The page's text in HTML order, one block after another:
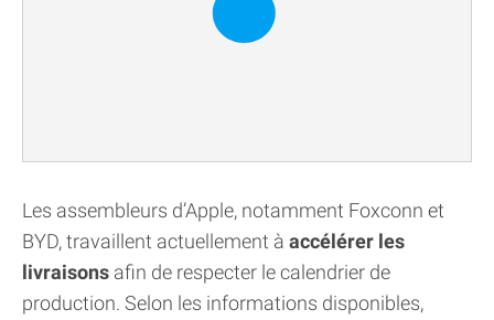
Les assembleurs d’Apple, notamment Foxconn et
BYD, travaillent actuellement à accélérer les
livraisons afin de respecter le calendrier de
production. Selon les informations disponibles,